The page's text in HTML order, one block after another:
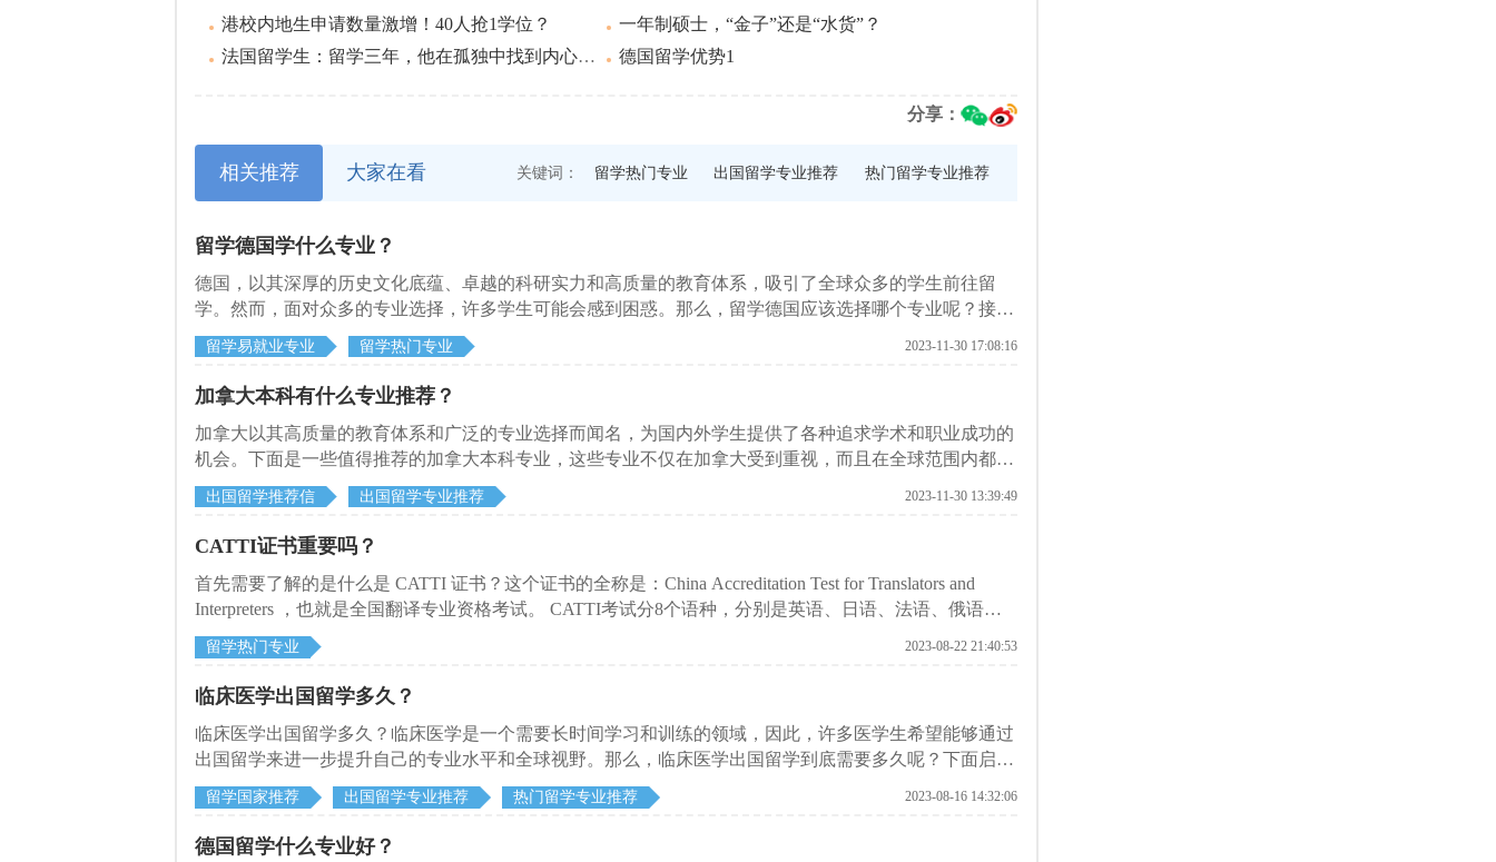
港校内地生申请数量激增！40人抢1学位？
一年制硕士，“金子”还是“水货”？
法国留学生：留学三年，他在孤独中找到内心的力量
德国留学优势1
分享：
相关推荐 大家在看 关键词： 留学热门专业 出国留学专业推荐 热门留学专业推荐
留学德国学什么专业？
德国，以其深厚的历史文化底蕴、卓越的科研实力和高质量的教育体系，吸引了全球众多的学生前往留
学。然而，面对众多的专业选择，许多学生可能会感到困惑。那么，留学德国应该选择哪个专业呢？接下
来启德小编为大家解答。
留学易就业专业 留学热门专业 2023-11-30 17:08:16
加拿大本科有什么专业推荐？
加拿大以其高质量的教育体系和广泛的专业选择而闻名，为国内外学生提供了各种追求学术和职业成功的
机会。下面是一些值得推荐的加拿大本科专业，这些专业不仅在加拿大受到重视，而且在全球范围内都具
有高度的认可和需求。
出国留学推荐信 出国留学专业推荐 2023-11-30 13:39:49
CATTI证书重要吗？
首先需要了解的是什么是 CATTI 证书？这个证书的全称是：China Accreditation Test for Translators and
Interpreters ，也就是全国翻译专业资格考试。 CATTI考试分8个语种，分别是英语、日语、法语、俄语、
德语、西班牙语、阿拉伯语、朝鲜语/韩国语；四个等级，即：资深翻译；一级口译、笔译翻译；二级口
译、笔译翻译；三级口译、笔译翻译；两大类别，即：笔译、口译，口译又分交替传译和同声传译两个专
业类别。
留学热门专业 2023-08-22 21:40:53
临床医学出国留学多久？
临床医学出国留学多久？临床医学是一个需要长时间学习和训练的领域，因此，许多医学生希望能够通过
出国留学来进一步提升自己的专业水平和全球视野。那么，临床医学出国留学到底需要多久呢？下面启德
小编为大家详细介绍一下。
留学国家推荐 出国留学专业推荐 热门留学专业推荐 2023-08-16 14:32:06
德国留学什么专业好？